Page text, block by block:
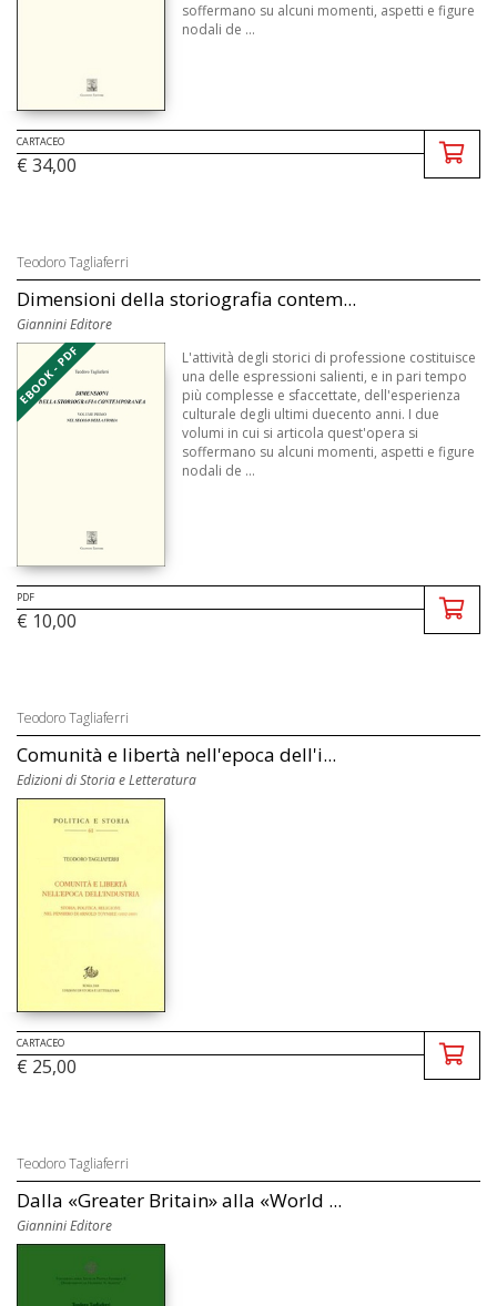
soffermano su alcuni momenti, aspetti e figure
nodali de ...
CARTACEO
€ 34,00
Teodoro Tagliaferri
Dimensioni della storiografia contem...
Giannini Editore
EBOOK - PDF
L'attività degli storici di professione costituisce
una delle espressioni salienti, e in pari tempo
più complesse e sfaccettate, dell'esperienza
culturale degli ultimi duecento anni. I due
volumi in cui si articola quest'opera si
soffermano su alcuni momenti, aspetti e figure
nodali de ...
PDF
€ 10,00
Teodoro Tagliaferri
Comunità e libertà nell'epoca dell'i...
Edizioni di Storia e Letteratura
CARTACEO
€ 25,00
Teodoro Tagliaferri
Dalla «Greater Britain» alla «World ...
Giannini Editore